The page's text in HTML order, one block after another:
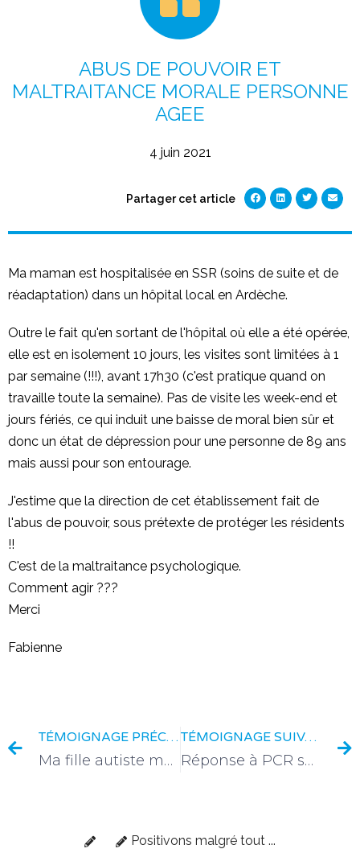
ABUS DE POUVOIR ET
MALTRAITANCE MORALE PERSONNE
AGEE
4 juin 2021
Partager cet article
Ma maman est hospitalisée en SSR (soins de suite et de
réadaptation) dans un hôpital local en Ardèche.
Outre le fait qu'en sortant de l'hôpital où elle a été opérée,
elle est en isolement 10 jours, les visites sont limitées à 1
par semaine (!!!), avant 17h30 (c'est pratique quand on
travaille toute la semaine). Pas de visite les week-end et
jours fériés, ce qui induit une baisse de moral bien sûr et
donc un état de dépression pour une personne de 89 ans
mais aussi pour son entourage.
J'estime que la direction de cet établissement fait de
l'abus de pouvoir, sous prétexte de protéger les résidents
!!
C'est de la maltraitance psychologique.
Comment agir ???
Merci
Fabienne
TÉMOIGNAGE PRÉCÉDENT
Ma fille autiste masquée ne parle plus, ne reconnaît plus les émotions des personnes portant un masque
TÉMOIGNAGE SUIVANT
Réponse à PCR sans consentement
Positivons malgré tout ...